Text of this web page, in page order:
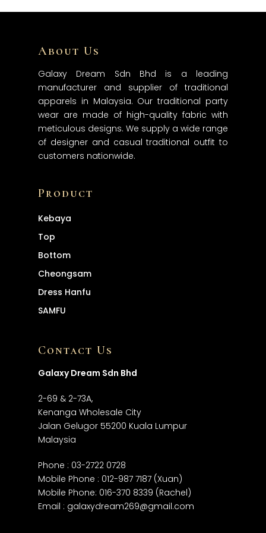
About Us
Galaxy Dream Sdn Bhd is a leading
manufacturer and supplier of traditional
apparels in Malaysia. Our traditional party
wear are made of high-quality fabric with
meticulous designs. We supply a wide range
of designer and casual traditional outfit to
customers nationwide.
Product
Kebaya
Top
Bottom
Cheongsam
Dress Hanfu
SAMFU
Contact Us
Galaxy Dream Sdn Bhd
2-69 & 2-73A,
Kenanga Wholesale City
Jalan Gelugor 55200 Kuala Lumpur
Malaysia
Phone : 03-2722 0728
Mobile Phone : 012-987 7187 (Xuan)
Mobile Phone: 016-370 8339 (Rachel)
Email : galaxydream269@gmail.com